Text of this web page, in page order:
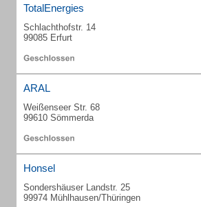
TotalEnergies
Schlachthofstr. 14
99085 Erfurt
ARAL
Weißenseer Str. 68
99610 Sömmerda
Honsel
Sondershäuser Landstr. 25
99974 Mühlhausen/Thüringen